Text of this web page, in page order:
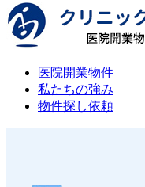
医院開業物件
私たちの強み
物件探し依頼